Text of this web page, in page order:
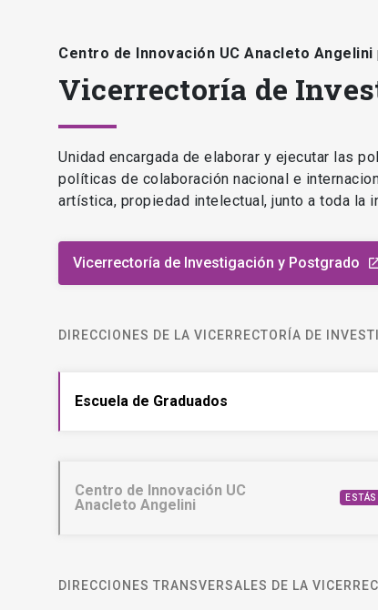
Centro de Innovación UC Anacleto Angelini
Vicerrectoría de
Unidad encargada de elaborar y ejecutar las
políticas de colaboración nacional e
artística, propiedad intelectual, junto a toda la
Vicerrectoría de Investigación y Postgrado
DIRECCIONES DE LA VICERRECTORÍA DE
Escuela de Graduados
Centro de Innovación UC
Anacleto Angelini
ESTÁS
DIRECCIONES TRANSVERSALES DE LA